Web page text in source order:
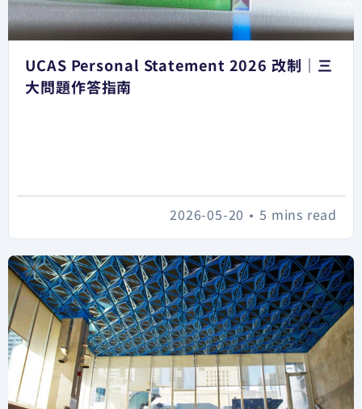
UCAS Personal Statement 2026 改制｜三
大問題作答指南
5 mins read
•
2026-05-20